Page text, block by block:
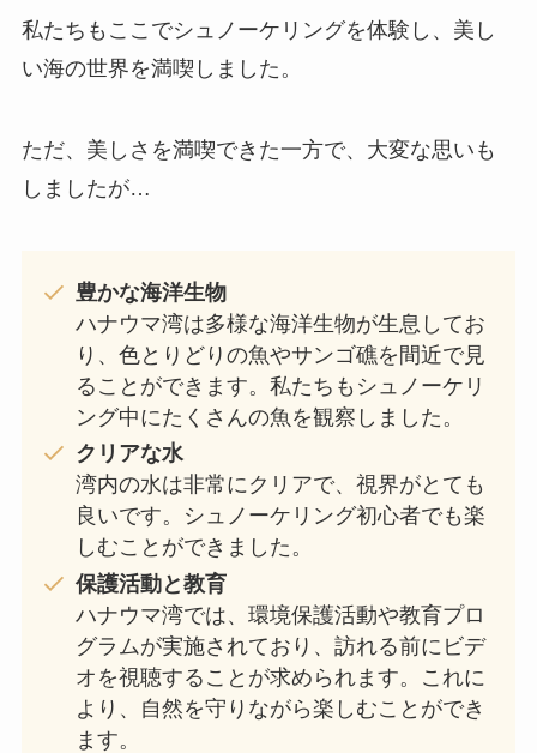
私たちもここでシュノーケリングを体験し、美し
い海の世界を満喫しました。
ただ、美しさを満喫できた一方で、大変な思いも
しましたが…
豊かな海洋生物
ハナウマ湾は多様な海洋生物が生息してお
り、色とりどりの魚やサンゴ礁を間近で見
ることができます。私たちもシュノーケリ
ング中にたくさんの魚を観察しました。
クリアな水
湾内の水は非常にクリアで、視界がとても
良いです。シュノーケリング初心者でも楽
しむことができました。
保護活動と教育
ハナウマ湾では、環境保護活動や教育プロ
グラムが実施されており、訪れる前にビデ
オを視聴することが求められます。これに
より、自然を守りながら楽しむことができ
ます。